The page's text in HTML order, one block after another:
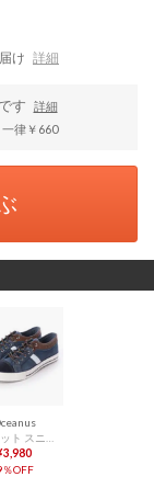
け 詳細
す
詳細
律￥660
％OFF